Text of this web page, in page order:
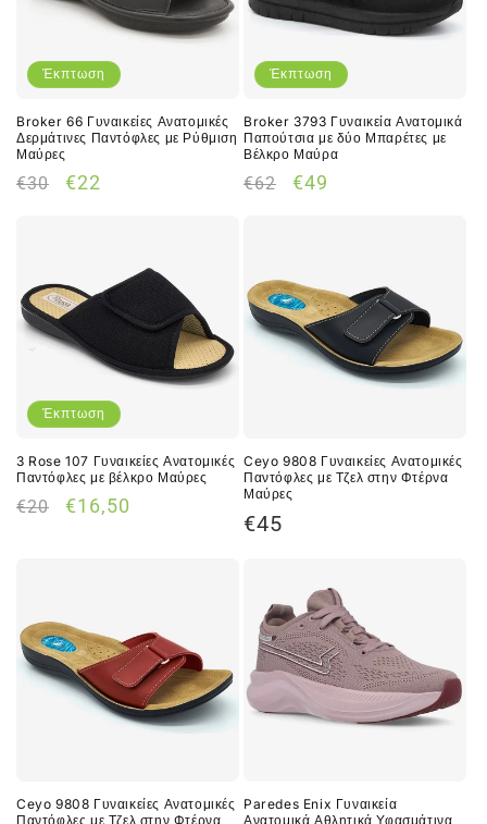
Έκπτωση
Broker 66 Γυναικείες Ανατομικές
Δερμάτινες Παντόφλες με Ρύθμιση
Μαύρες
Κανονική
€30
Τιμή
€22
Έκπτωση
Broker 3793 Γυναικεία Ανατομικά
Παπούτσια με δύο Μπαρέτες με
Βέλκρο Μαύρα
Κανονική
€62
Τιμή
€49
Έκπτωση
3 Rose 107 Γυναικείες Ανατομικές
Παντόφλες με βέλκρο Μαύρες
Κανονική
€20
Τιμή
€16,50
Ceyo 9808 Γυναικείες Ανατομικές
Παντόφλες με Τζελ στην Φτέρνα
Μαύρες
Κανονική
€45
Ceyo 9808 Γυναικείες Ανατομικές
Παντόφλες με Τζελ στην Φτέρνα
Paredes Enix Γυναικεία
Ανατομικά Αθλητικά Υφασμάτινα